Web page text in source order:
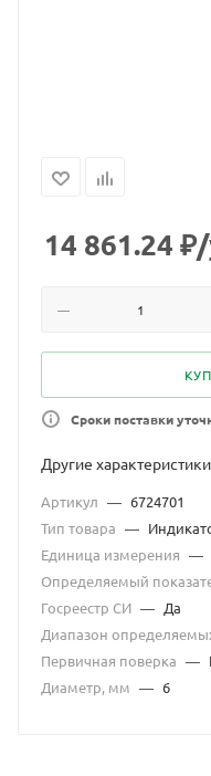
14 861.24 ₽
Сроки поставки
Другие характеристики
Артикул — 6724701
Тип товара —
Единица измерения —
Определяемый
Госреестр СИ — Да
Диапазон
Первичная поверка —
Диаметр, мм — 6